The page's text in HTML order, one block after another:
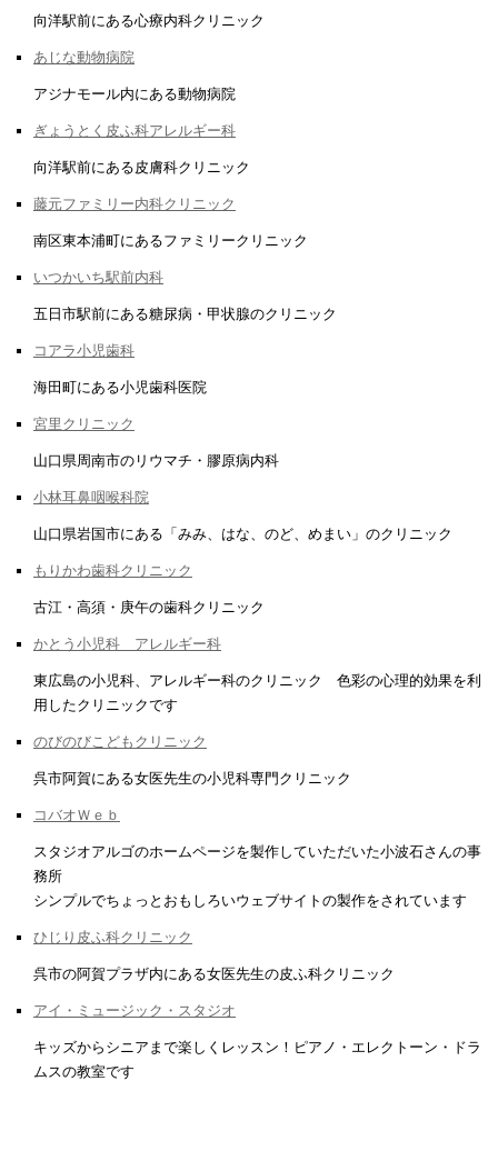
向洋駅前にある心療内科クリニック
あじな動物病院
アジナモール内にある動物病院
ぎょうとく皮ふ科アレルギー科
向洋駅前にある皮膚科クリニック
藤元ファミリー内科クリニック
南区東本浦町にあるファミリークリニック
いつかいち駅前内科
五日市駅前にある糖尿病・甲状腺のクリニック
コアラ小児歯科
海田町にある小児歯科医院
宮里クリニック
山口県周南市のリウマチ・膠原病内科
小林耳鼻咽喉科院
山口県岩国市にある「みみ、はな、のど、めまい」のクリニック
もりかわ歯科クリニック
古江・高須・庚午の歯科クリニック
かとう小児科 アレルギー科
東広島の小児科、アレルギー科のクリニック 色彩の心理的効果を利
用したクリニックです
のびのびこどもクリニック
呉市阿賀にある女医先生の小児科専門クリニック
コバオＷｅｂ
スタジオアルゴのホームページを製作していただいた小波石さんの事
務所
シンプルでちょっとおもしろいウェブサイトの製作をされています
ひじり皮ふ科クリニック
呉市の阿賀プラザ内にある女医先生の皮ふ科クリニック
アイ・ミュージック・スタジオ
キッズからシニアまで楽しくレッスン！ピアノ・エレクトーン・ドラ
ムスの教室です